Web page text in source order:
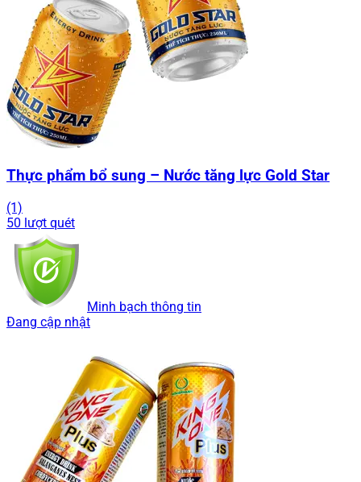
Thực phẩm bổ sung – Nước tăng lực Gold Star
(1)
50 lượt quét
Minh bạch thông tin
Đang cập nhật